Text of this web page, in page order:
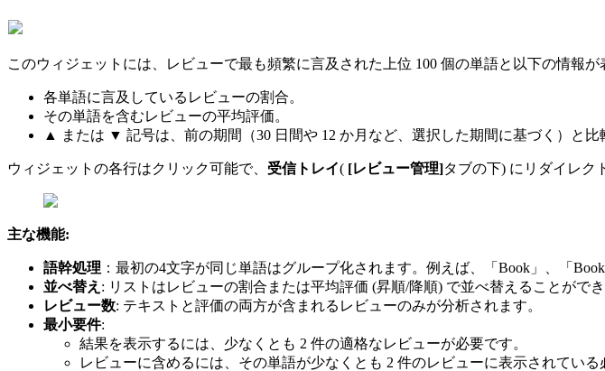
このウィジェットには、レビューで最も頻繁に言及された上位 100 個の単語と以下の情報が
各単語に言及しているレビューの割合。
その単語を含むレビューの平均評価。
▲ または ▼ 記号は、前の期間（30 日間や 12 か月など、選択した期間に基づく）と比
ウィジェットの各行はクリック可能で、 受信トレイ( [レビュー管理]タブの下) にリダイレク
主な機能:
語幹処理 ：最初の4文字が同じ単語はグループ化されます。例えば、「Book」、「
並べ替え : リストはレビューの割合または平均評価 (昇順/降順) で並べ替えることができ
レビュー数: テキストと評価の両方が含まれるレビューのみが分析されます。
最小要件:
結果を表示するには、少なくとも 2 件の適格なレビューが必要です。
レビューに含めるには、その単語が少なくとも 2 件のレビューに表示されている